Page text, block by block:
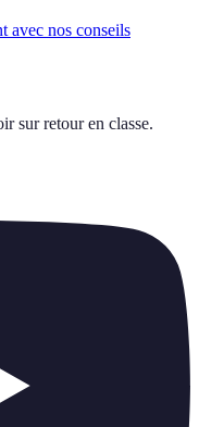
avec nos conseils
sur retour en classe.